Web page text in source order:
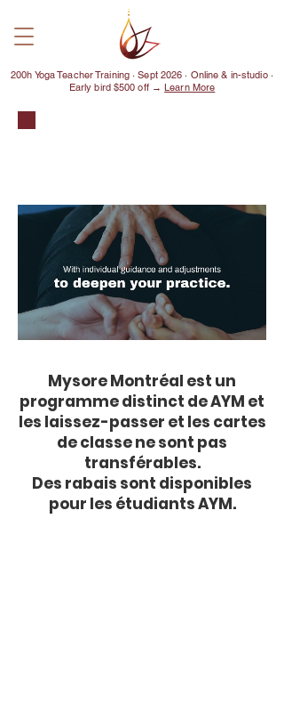
200h Yoga Teacher Training · Sept 2026 · Online & in-studio ·
Early bird $500 off →Learn More
Mysore Montréal est un
programme distinct de AYM et
les laissez-passer et les cartes
de classe ne sont pas
transférables.
Des rabais sont disponibles
pour les étudiants AYM.